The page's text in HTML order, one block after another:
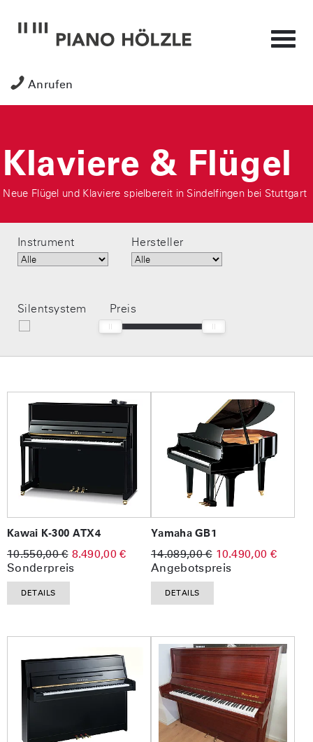
Anrufen
Klaviere & Flügel
Neue Flügel und Klaviere spielbereit in Sindelfingen bei Stuttgart
Instrument Hersteller
Silentsystem Preis
Kawai K-300 ATX4
10.550,00 € 8.490,00 €
Sonderpreis
DETAILS
Yamaha GB1
14.089,00 € 10.490,00 €
Angebotspreis
DETAILS